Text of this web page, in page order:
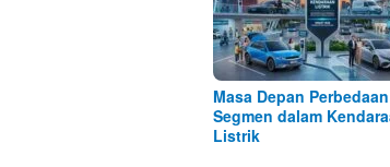
Masa Depan Perbedaan
Segmen dalam
Listrik